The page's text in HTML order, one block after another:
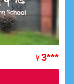
￥3***